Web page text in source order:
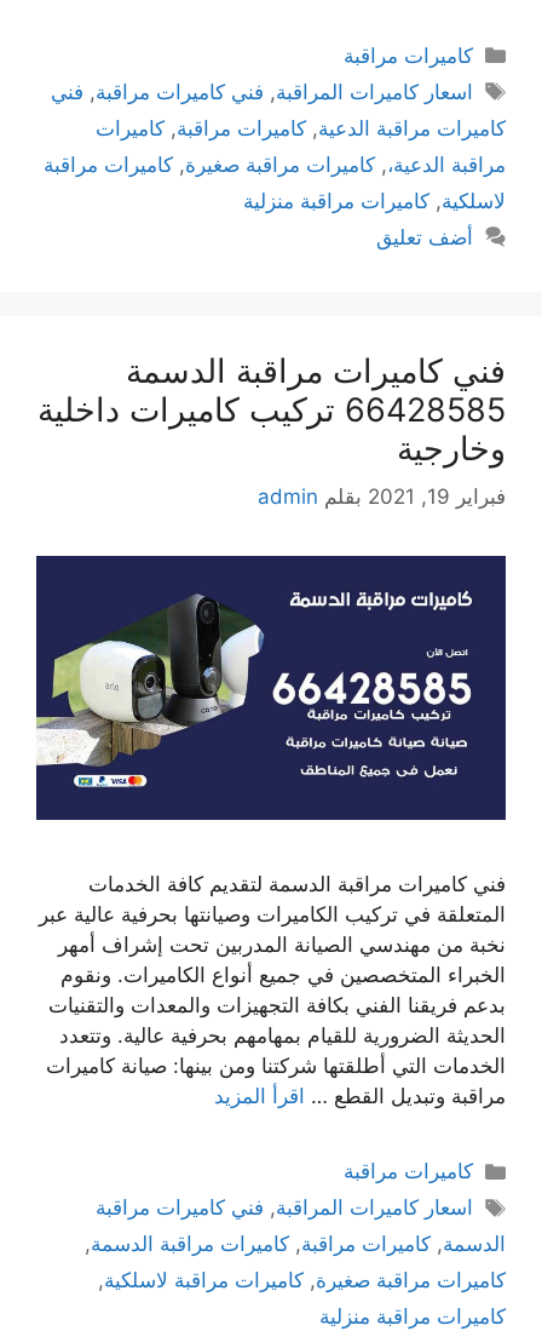
كاميرات مراقبة
اسعار كاميرات المراقبة, فني كاميرات مراقبة, فني
كاميرات مراقبة الدعية, كاميرات مراقبة, كاميرات
مراقبة الدعية،, كاميرات مراقبة صغيرة, كاميرات مراقبة
لاسلكية, كاميرات مراقبة منزلية
أضف تعليق
فني كاميرات مراقبة الدسمة
66428585 تركيب كاميرات داخلية
وخارجية
فبراير 19, 2021 بقلم admin
فني كاميرات مراقبة الدسمة لتقديم كافة الخدمات
المتعلقة في تركيب الكاميرات وصيانتها بحرفية عالية عبر
نخبة من مهندسي الصيانة المدربين تحت إشراف أمهر
الخبراء المتخصصين في جميع أنواع الكاميرات. ونقوم
بدعم فريقنا الفني بكافة التجهيزات والمعدات والتقنيات
الحديثة الضرورية للقيام بمهامهم بحرفية عالية. وتتعدد
الخدمات التي أطلقتها شركتنا ومن بينها: صيانة كاميرات
مراقبة وتبديل القطع … اقرأ المزيد
كاميرات مراقبة
اسعار كاميرات المراقبة, فني كاميرات مراقبة
الدسمة, كاميرات مراقبة, كاميرات مراقبة الدسمة,
كاميرات مراقبة صغيرة, كاميرات مراقبة لاسلكية,
كاميرات مراقبة منزلية